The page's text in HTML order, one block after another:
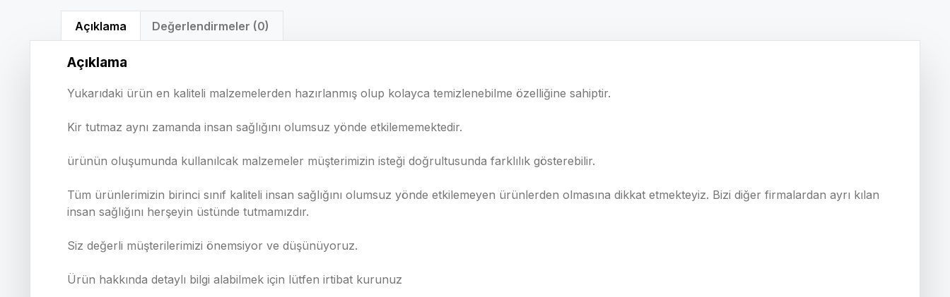
Açıklama Değerlendirmeler (0)
Açıklama
Yukarıdaki ürün en kaliteli malzemelerden hazırlanmış olup kolayca temizlenebilme özelliğine sahiptir.
Kir tutmaz aynı zamanda insan sağlığını olumsuz yönde etkilememektedir.
ürünün oluşumunda kullanılcak malzemeler müşterimizin isteği doğrultusunda farklılık gösterebilir.
Tüm ürünlerimizin birinci sınıf kaliteli insan sağlığını olumsuz yönde etkilemeyen ürünlerden olmasına dikkat etmekteyiz. Bizi diğer firmalardan ayrı kılan
insan sağlığını herşeyin üstünde tutmamızdır.
Siz değerli müşterilerimizi önemsiyor ve düşünüyoruz.
Ürün hakkında detaylı bilgi alabilmek için lütfen irtibat kurunuz